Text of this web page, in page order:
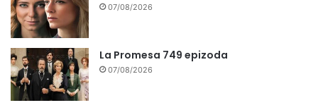
07/08/2026
La Promesa 749 epizoda
07/08/2026